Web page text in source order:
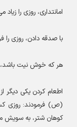
امانتداری، روزی را زیاد
با صدقه دادن، روزی را
هر که خوش نیت باشد،
اطعام کردن یکی دیگر
(ص)فرمودند: روزی
کوهان شتر، به سویش